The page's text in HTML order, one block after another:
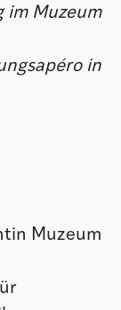
im Muzeum
in
Muzeum